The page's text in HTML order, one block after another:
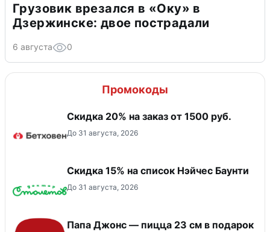
Грузовик врезался в «Оку» в
Дзержинске: двое пострадали
6 августа 0
Промокоды
Скидка 20% на заказ от 1500 руб.
До 31 августа, 2026
Скидка 15% на список Нэйчес Баунти
До 31 августа, 2026
Папа Джонс — пицца 23 см в подарок